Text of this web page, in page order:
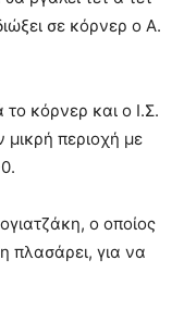
σε κόρνερ ο Α.
το κόρνερ και ο Ι.Σ.
περιοχή με
ο οποίος
πλασάρει, για να